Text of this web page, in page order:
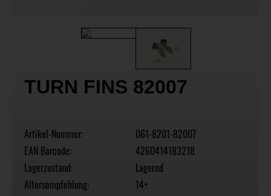
TURN FINS 82007
Artikel-Nummer:
061-8201-82007
EAN Barcode:
4260414183218
Lagerzustand:
Lagernd
Altersempfehlung:
14+